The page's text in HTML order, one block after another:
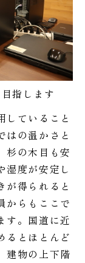
指します
ていること
はの温かさと
杉の木目も安
湿度が安定し
が得られると
からもここで
す。国道に近
るとほとんど
建物の上下階